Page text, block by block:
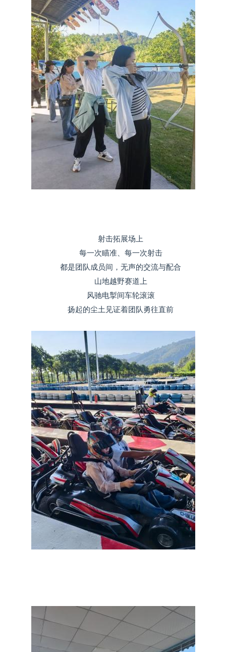
射击拓展场上
每一次瞄准、每一次射击
都是团队成员间，无声的交流与配合
山地越野赛道上
风驰电掣间车轮滚滚
扬起的尘土见证着团队勇往直前